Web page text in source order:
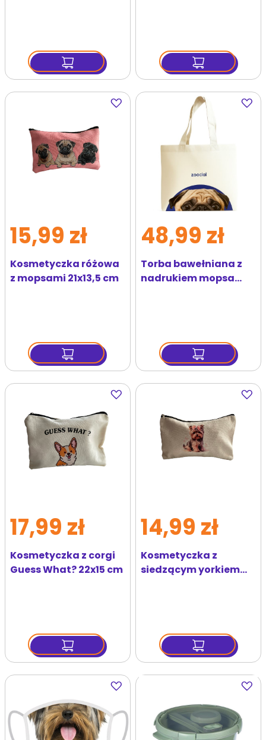
Dodaj
do
Kosmetyczka różowa
z mopsami 21x13,5 cm
15,99 zł
Dodaj
do
Torba bawełniana z
nadrukiem mopsa
48,99 zł
Dodaj
do
Kosmetyczka z corgi
Guess What? 22x15 cm
17,99 zł
Dodaj
do
Kosmetyczka z
siedzącym yorkiem
14,99 zł
Dodaj
do
Dodaj
do